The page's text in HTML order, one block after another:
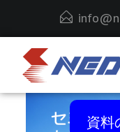
資料